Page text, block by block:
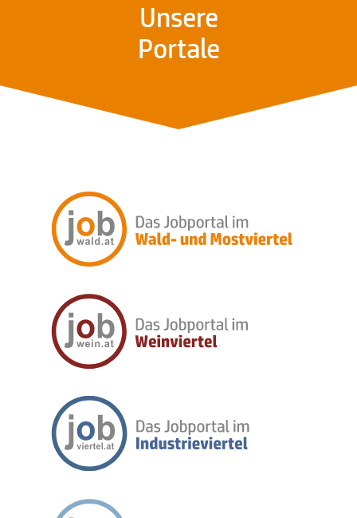
Unsere
Portale